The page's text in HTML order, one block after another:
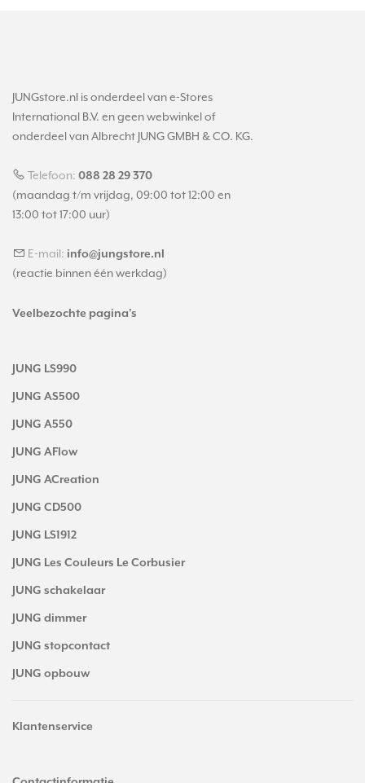
JUNGstore.nl is onderdeel van e-Stores
International B.V. en geen webwinkel of
onderdeel van Albrecht JUNG GMBH & CO. KG.
Telefoon: 088 28 29 370
(maandag t/m vrijdag, 09:00 tot 12:00 en
13:00 tot 17:00 uur)
E-mail: info@jungstore.nl
(reactie binnen één werkdag)
Veelbezochte pagina's
JUNG LS990
JUNG AS500
JUNG A550
JUNG AFlow
JUNG ACreation
JUNG CD500
JUNG LS1912
JUNG Les Couleurs Le Corbusier
JUNG schakelaar
JUNG dimmer
JUNG stopcontact
JUNG opbouw
Klantenservice